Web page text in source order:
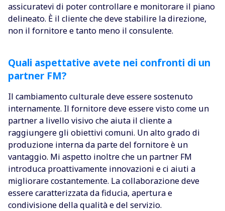
assicuratevi di poter controllare e monitorare il piano
delineato. È il cliente che deve stabilire la direzione,
non il fornitore e tanto meno il consulente.
Quali aspettative avete nei confronti di un
partner FM?
Il cambiamento culturale deve essere sostenuto
internamente. Il fornitore deve essere visto come un
partner a livello visivo che aiuta il cliente a
raggiungere gli obiettivi comuni. Un alto grado di
produzione interna da parte del fornitore è un
vantaggio. Mi aspetto inoltre che un partner FM
introduca proattivamente innovazioni e ci aiuti a
migliorare costantemente. La collaborazione deve
essere caratterizzata da fiducia, apertura e
condivisione della qualità e del servizio.